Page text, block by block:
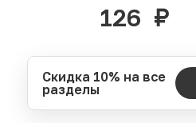
126 руб.
Скидка 10% на все
разделы